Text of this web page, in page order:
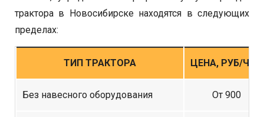
трактора в Новосибирске находятся в следующих
пределах:
ТИП ТРАКТОРА ЦЕНА, РУБ/ЧАС
Без навесного оборудования От 900